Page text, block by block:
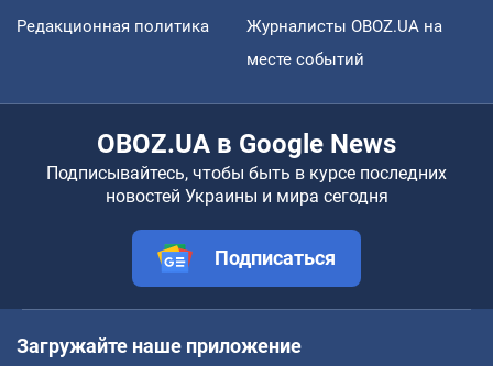
Редакционная политика
Журналисты OBOZ.UA на
месте событий
OBOZ.UA в Google News
Подписывайтесь, чтобы быть в курсе последних
новостей Украины и мира сегодня
Подписаться
Загружайте наше приложение